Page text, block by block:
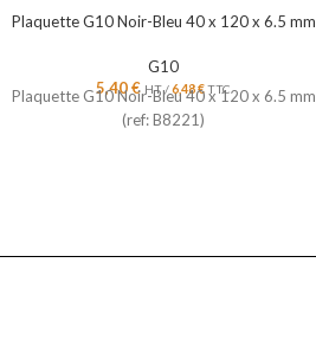
Plaquette G10 Noir-Bleu 40 x 120 x 6.5 mm
G10
5,40€ HT /6,48€TTC
Plaquette G10 Noir-Bleu 40 x 120 x 6.5 mm
(ref: B8221)